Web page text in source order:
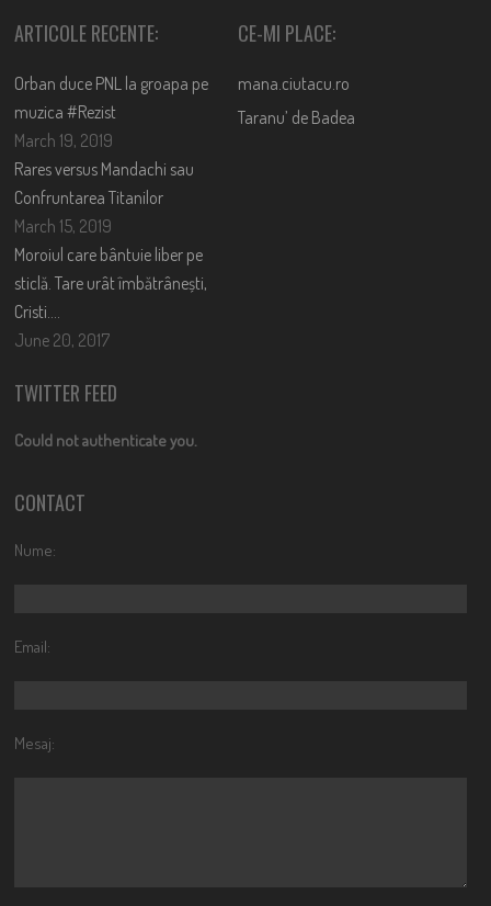
ARTICOLE RECENTE:
Orban duce PNL la groapa pe
muzica #Rezist
March 19, 2019
Rares versus Mandachi sau
Confruntarea Titanilor
March 15, 2019
Moroiul care bântuie liber pe
sticlă. Tare urât îmbătrânești,
Cristi….
June 20, 2017
CE-MI PLACE:
mana.ciutacu.ro
Taranu’ de Badea
TWITTER FEED
Could not authenticate you.
CONTACT
Nume:
Email:
Mesaj: